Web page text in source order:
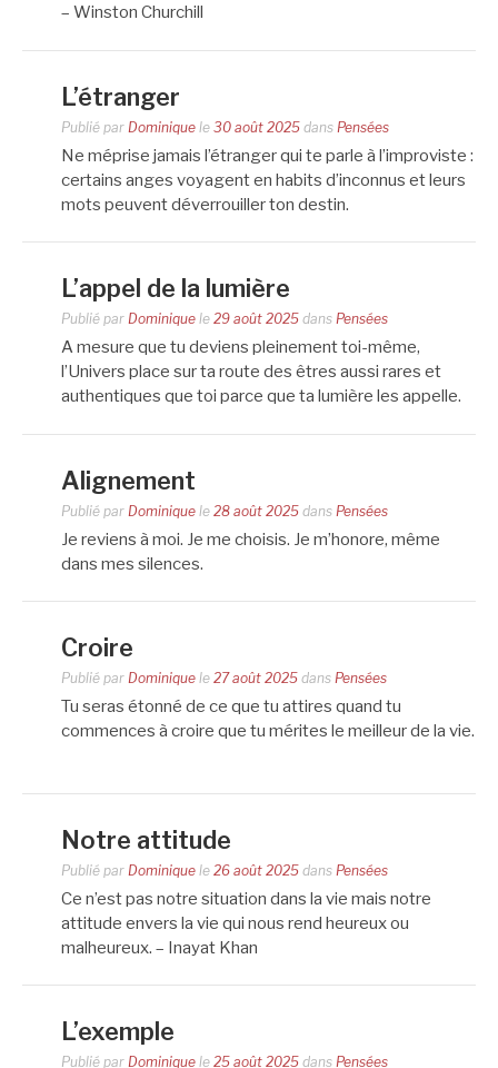
– Winston Churchill
L’étranger
Publié par Dominique le 30 août 2025 dans Pensées
Ne méprise jamais l’étranger qui te parle à l’improviste :
certains anges voyagent en habits d’inconnus et leurs
mots peuvent déverrouiller ton destin.
L’appel de la lumière
Publié par Dominique le 29 août 2025 dans Pensées
A mesure que tu deviens pleinement toi-même,
l’Univers place sur ta route des êtres aussi rares et
authentiques que toi parce que ta lumière les appelle.
Alignement
Publié par Dominique le 28 août 2025 dans Pensées
Je reviens à moi. Je me choisis. Je m’honore, même
dans mes silences.
Croire
Publié par Dominique le 27 août 2025 dans Pensées
Tu seras étonné de ce que tu attires quand tu
commences à croire que tu mérites le meilleur de la vie.
Notre attitude
Publié par Dominique le 26 août 2025 dans Pensées
Ce n’est pas notre situation dans la vie mais notre
attitude envers la vie qui nous rend heureux ou
malheureux. – Inayat Khan
L’exemple
Publié par Dominique le 25 août 2025 dans Pensées